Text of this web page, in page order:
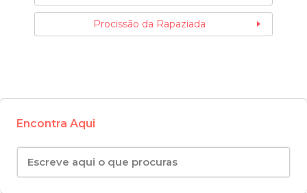
Procissão da Rapaziada
Encontra Aqui